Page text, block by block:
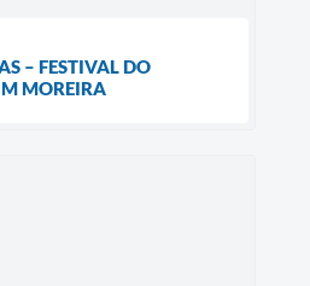
– FESTIVAL DO
MOREIRA